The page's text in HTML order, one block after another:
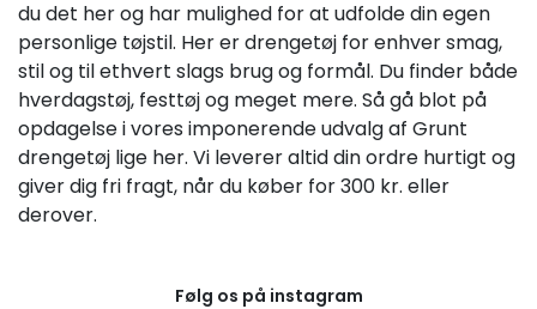
du det her og har mulighed for at udfolde din egen
personlige tøjstil. Her er drengetøj for enhver smag,
stil og til ethvert slags brug og formål. Du finder både
hverdagstøj, festtøj og meget mere. Så gå blot på
opdagelse i vores imponerende udvalg af Grunt
drengetøj lige her. Vi leverer altid din ordre hurtigt og
giver dig fri fragt, når du køber for 300 kr. eller
derover.
Følg os på instagram